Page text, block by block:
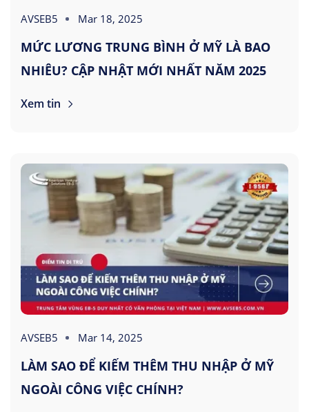
AVSEB5 Mar 18, 2025
MỨC LƯƠNG TRUNG BÌNH Ở MỸ LÀ BAO
NHIÊU? CẬP NHẬT MỚI NHẤT NĂM 2025
Xem tin
AVSEB5 Mar 14, 2025
LÀM SAO ĐỂ KIẾM THÊM THU NHẬP Ở MỸ
NGOÀI CÔNG VIỆC CHÍNH?